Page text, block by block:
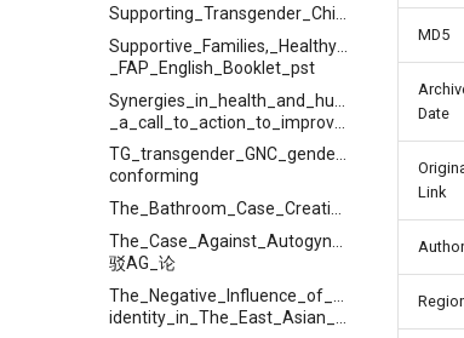
Supportive_Families,_Healthy_Children__-
_FAP_English_Booklet_pst
Synergies_in_health_and_human_rights_-
TG_transgender_GNC_gender_non-
conforming
The_Case_Against_Autogynephilia_
驳AG_论
MD5
Date
Link
Author